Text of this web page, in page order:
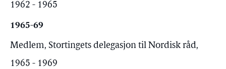
1962 - 1965
1965-69
Medlem, Stortingets delegasjon til Nordisk råd,
1965 - 1969